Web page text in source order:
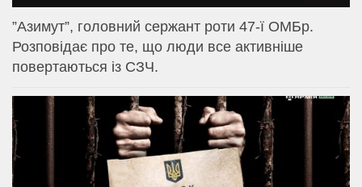
⁨”Азимут”, головний сержант роти 47-ї ОМБр.
Розповідає про те, що люди все активніше
повертаються із СЗЧ.